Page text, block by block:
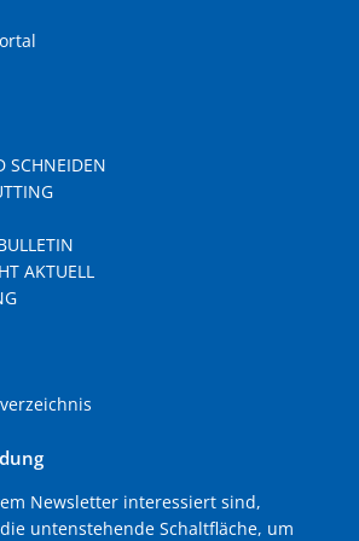
SCHNEIDEN
AKTUELL
Newsletter interessiert sind,
untenstehende Schaltfläche, um